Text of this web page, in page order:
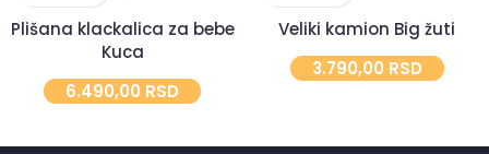
Plišana klackalica za bebe
Kuca
6.490,00 RSD
Veliki kamion Big žuti
3.790,00 RSD